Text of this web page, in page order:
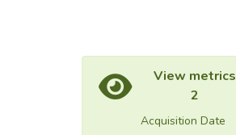
View metrics
2
Acquisition Date